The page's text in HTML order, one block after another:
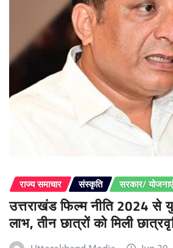
राज्य समाचार संस्कृति सरकार/ योजनाएं
उत्तराखंड फिल्म नीति 2024 से
लाभ, तीन छात्रों को मिली